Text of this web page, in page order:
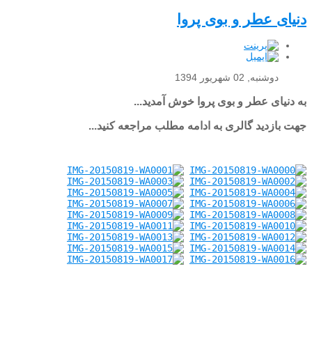
دنیای عطر و بوی پروا
دوشنبه, 02 شهریور 1394
به دنیای عطر و بوی پروا خوش آمدید...
جهت بازدید گالری به ادامه مطلب مراجعه کنید...